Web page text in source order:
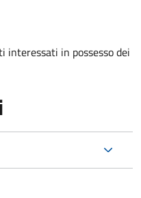
in possesso dei